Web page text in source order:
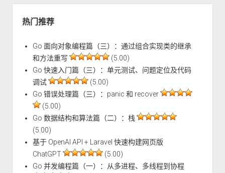
热门推荐
Go 面向对象编程篇（三）：通过组合实现类的继承
和方法重写
(5.00)
Go 快速入门篇（三）：单元测试、问题定位及代码
调试
(5.00)
Go 错误处理篇（三）：panic 和 recover
(5.00)
Go 数据结构和算法篇（二）：栈
(5.00)
基于 OpenAI API + Laravel 快速构建网页版
ChatGPT
(5.00)
Go 并发编程篇（一）：从多进程、多线程到协程